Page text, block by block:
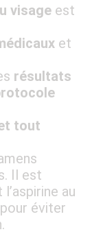
visage est
et
résultats
tout
Il est
au
éviter